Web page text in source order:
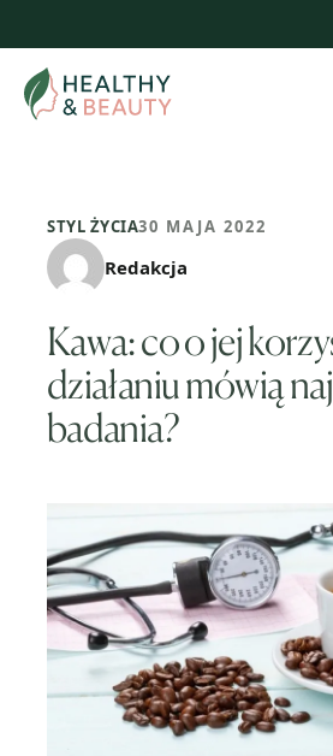
treści
STYL ŻYCIA30 MAJA 2022
Redakcja
Kawa: co o jej
działaniu mówią
badania?